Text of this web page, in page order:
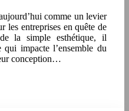
comme un levier
les entreprises en quête de
la simple esthétique, il
impacte l’ensemble du
conception…